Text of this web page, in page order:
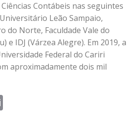
Contábeis nas seguintes
Leão Sampaio,
do Norte, Faculdade Vale do
e IDJ (Várzea Alegre). Em 2019, a
Federal do Cariri
aproximadamente dois mil